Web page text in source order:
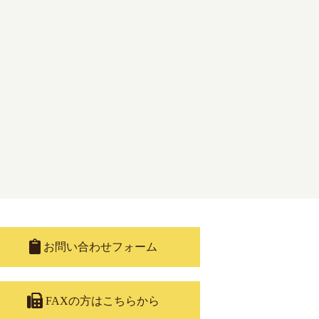
お問い合わせフォーム
FAXの方はこちらから